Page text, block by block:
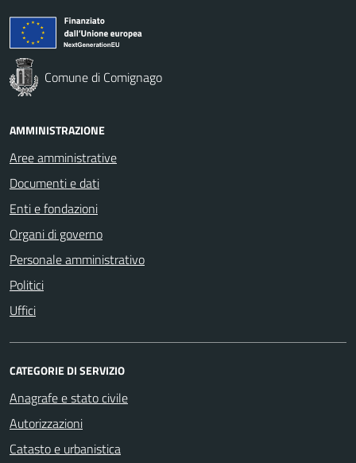
Comune di Comignago
AMMINISTRAZIONE
Aree amministrative
Documenti e dati
Enti e fondazioni
Organi di governo
Personale amministrativo
Politici
Uffici
CATEGORIE DI SERVIZIO
Anagrafe e stato civile
Autorizzazioni
Catasto e urbanistica